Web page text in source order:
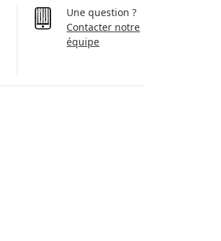
Une question ?
Contacter notre
équipe